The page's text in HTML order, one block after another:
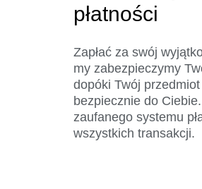
płatności
Zapłać za swój
my zabezpieczymy
dopóki Twój
bezpiecznie do
zaufanego systemu
wszystkich transakcji.